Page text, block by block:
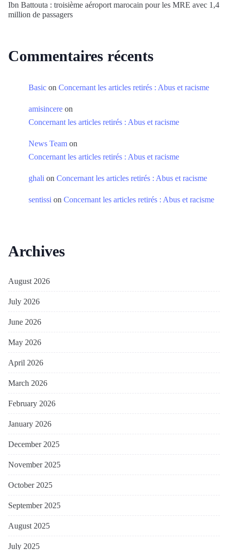
Ibn Battouta : troisième aéroport marocain pour les MRE avec 1,4
million de passagers
Commentaires récents
Basic on Concernant les articles retirés : Abus et racisme
amisincere on
Concernant les articles retirés : Abus et racisme
News Team on
Concernant les articles retirés : Abus et racisme
ghali on Concernant les articles retirés : Abus et racisme
sentissi on Concernant les articles retirés : Abus et racisme
Archives
August 2026
July 2026
June 2026
May 2026
April 2026
March 2026
February 2026
January 2026
December 2025
November 2025
October 2025
September 2025
August 2025
July 2025